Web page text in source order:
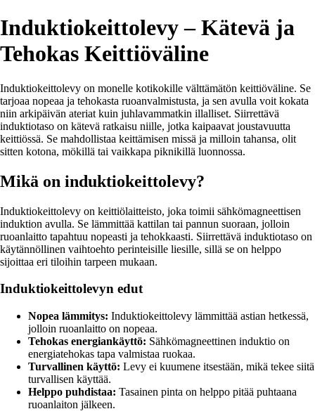
Induktiokeittolevy – Kätevä ja
Tehokas Keittiöväline
Induktiokeittolevy on monelle kotikokille välttämätön keittiöväline. Se
tarjoaa nopeaa ja tehokasta ruoanvalmistusta, ja sen avulla voit kokata
niin arkipäivän ateriat kuin juhlavammatkin illalliset. Siirrettävä
induktiotaso on kätevä ratkaisu niille, jotka kaipaavat joustavuutta
keittiössä. Se mahdollistaa keittämisen missä ja milloin tahansa, olit
sitten kotona, mökillä tai vaikkapa piknikillä luonnossa.
Mikä on induktiokeittolevy?
Induktiokeittolevy on keittiölaitteisto, joka toimii sähkömagneettisen
induktion avulla. Se lämmittää kattilan tai pannun suoraan, jolloin
ruoanlaitto tapahtuu nopeasti ja tehokkaasti. Siirrettävä induktiotaso on
käytännöllinen vaihtoehto perinteisille liesille, sillä se on helppo
sijoittaa eri tiloihin tarpeen mukaan.
Induktiokeittolevyn edut
Nopea lämmitys: Induktiokeittolevy lämmittää astian hetkessä,
jolloin ruoanlaitto on nopeaa.
Tehokas energiankäyttö: Sähkömagneettinen induktio on
energiatehokas tapa valmistaa ruokaa.
Turvallinen käyttö: Levy ei kuumene itsestään, mikä tekee siitä
turvallisen käyttää.
Helppo puhdistaa: Tasainen pinta on helppo pitää puhtaana
ruoanlaiton jälkeen.